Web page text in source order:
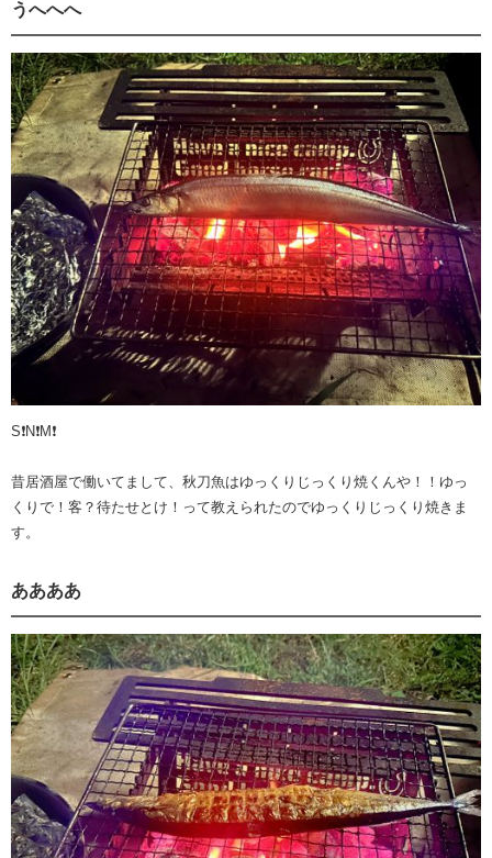
うへへへ
S❗️N❗️M❗️
昔居酒屋で働いてまして、秋刀魚はゆっくりじっくり焼くんや！！ゆっ
くりで！客？待たせとけ！って教えられたのでゆっくりじっくり焼きま
す。
ああああ